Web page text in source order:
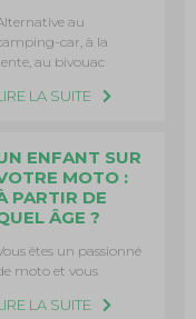
au
car, à la
au bivouac
LA SUITE
ENFANT SUR
MOTO :
PARTIR DE
ÂGE ?
êtes un passionné
moto et vous
LA SUITE